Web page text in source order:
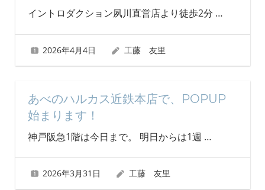
イントロダクション夙川直営店より徒歩2分 …
2026年4月4日 工藤 友里
あべのハルカス近鉄本店で、POPUP
始まります！
神戸阪急1階は今日まで。 明日からは1週 …
2026年3月31日 工藤 友里